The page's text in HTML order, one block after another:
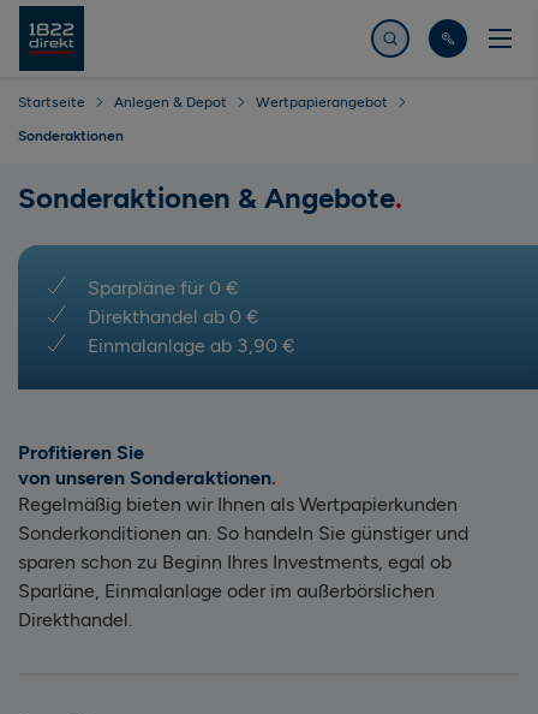
Jetzt suchen
Startseite Anlegen & Depot
Wertpapierangebot
Sonderaktionen
Sonderaktionen & Angebote
Sparpläne für 0 €
Direkthandel ab 0 €
Einmalanlage ab 3,90 €
Profitieren Sie
von unseren Sonderaktionen
Regelmäßig bieten wir Ihnen als Wertpapierkunden
Sonderkonditionen an. So handeln Sie günstiger und
sparen schon zu Beginn Ihres Investments, egal ob
Sparläne, Einmalanlage oder im außerbörslichen
Direkthandel.